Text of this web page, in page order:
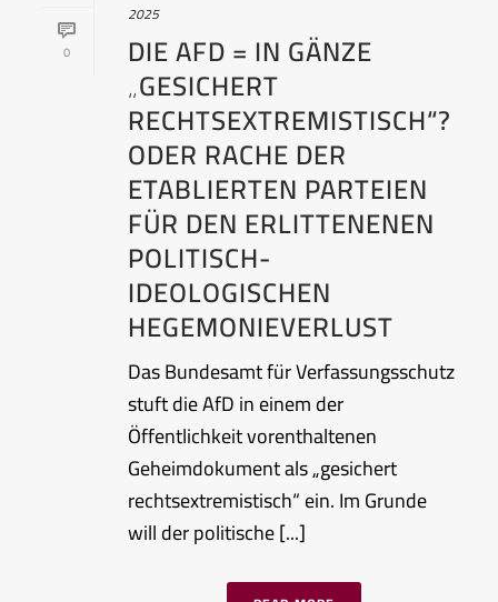
0
2025
DIE AFD = IN GÄNZE
„GESICHERT
RECHTSEXTREMISTISCH“?
ODER RACHE DER
ETABLIERTEN PARTEIEN
FÜR DEN ERLITTENENEN
POLITISCH-
IDEOLOGISCHEN
HEGEMONIEVERLUST
Das Bundesamt für Verfassungsschutz
stuft die AfD in einem der
Öffentlichkeit vorenthaltenen
Geheimdokument als „gesichert
rechtsextremistisch“ ein. Im Grunde
will der politische [...]